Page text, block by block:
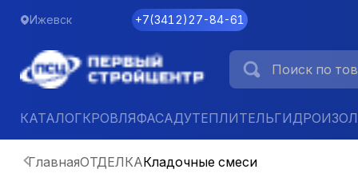
Ижевск +7(3412)27-84-61
КАТАЛОГКРОВЛЯФАСАДУТЕПЛИТЕЛЬ
ГлавнаяОТДЕЛКАКладочные смеси